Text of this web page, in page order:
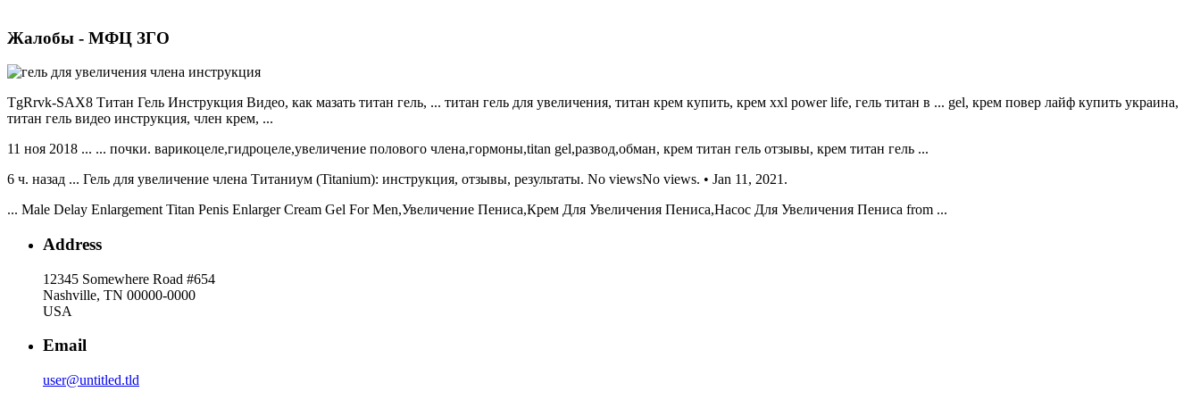
Жалобы - МФЦ ЗГО
TgRrvk-SAX8 Титан Гель Инструкция Видео, как мазать титан гель, ... титан гель для увеличения, титан крем купить, крем ххl power life, гель титан в ... gel, крем повер лайф купить украина,
титан гель видео инструкция, член крем, ...
11 ноя 2018 ... ... почки. варикоцеле,гидроцеле,увеличение полового члена,гормоны,titan gel,развод,обман, крем титан гель отзывы, крем титан гель ...
6 ч. назад ... Гель для увеличение члена Титаниум (Titanium): инструкция, отзывы, результаты. No viewsNo views. • Jan 11, 2021.
... Male Delay Enlargement Titan Penis Enlarger Cream Gel For Men,Увеличение Пениса,Крем Для Увеличения Пениса,Насос Для Увеличения Пениса from ...
Address
12345 Somewhere Road #654
Nashville, TN 00000-0000
USA
Email
user@untitled.tld